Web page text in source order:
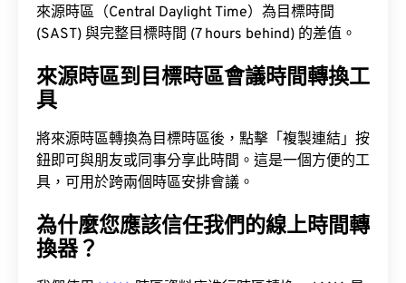
來源時區（Central Daylight Time）為目標時間
(SAST) 與完整目標時間 (7 hours behind) 的差值。
來源時區到目標時區會議時間轉換工
具
將來源時區轉換為目標時區後，點擊「複製連結」按
鈕即可與朋友或同事分享此時間。這是一個方便的工
具，可用於跨兩個時區安排會議。
為什麼您應該信任我們的線上時間轉
換器？